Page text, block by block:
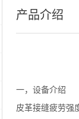
产品介绍
一， 设备介绍
皮革接缝疲劳强